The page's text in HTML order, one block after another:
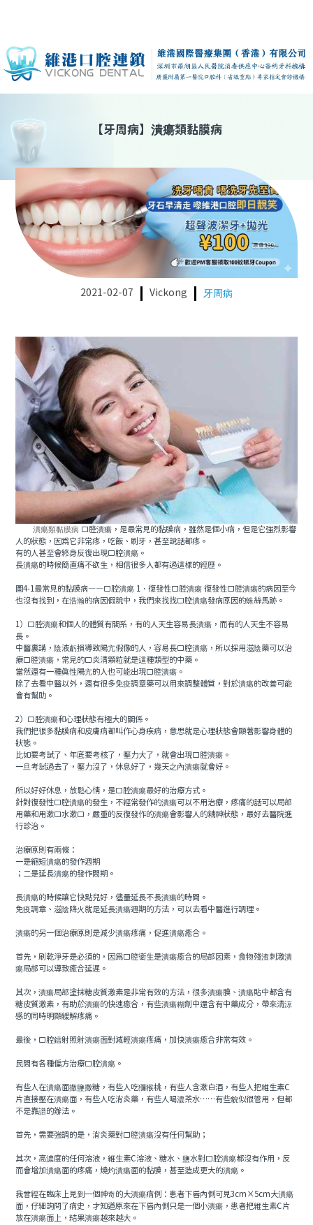
【牙周病】 潰瘍類黏膜病
2021-02-07 Vickong 牙周病
潰瘍類黏膜病 口腔潰瘍，是最常見的黏膜病，雖然是個小病，但是它強烈影響
人的狀態，因為它非常疼，吃飯、刷牙，甚至說話都疼。
有的人甚至會終身反復出現口腔潰瘍。
長潰瘍的時候簡直痛不欲生，相信很多人都有過這樣的經歷。
圖4-1最常見的黏膜病——口腔潰瘍 1．復發性口腔潰瘍 復發性口腔潰瘍的病因至今
也沒有找到，在浩瀚的病因假說中，我們來找找口腔潰瘍發病原因的蛛絲馬跡。
1）口腔潰瘍和個人的體質有關系，有的人天生容易長潰瘍，而有的人天生不容易
長。
中醫裏講，陰液虧損導致陽亢假像的人，容易長口腔潰瘍，所以採用滋陰藥可以治
療口腔潰瘍，常見的口炎清顆粒就是這種類型的中藥。
當然還有一種真性陽亢的人也可能出現口腔潰瘍。
除了去看中醫以外，還有很多免疫調章藥可以用來調整體質，對於潰瘍的改善可能
會有幫助。
2）口腔潰瘍和心理狀態有極大的關係。
我們把很多黏膜病和皮膚病都叫作心身疾病，意思就是心理狀態會顯著影響身體的
狀態。
比如要考試了、年底要考核了，壓力大了，就會出現口腔潰瘍。
一旦考試過去了，壓力沒了，休息好了，幾天之內潰瘍就會好。
所以好好休息，放鬆心情，是口腔潰瘍最好的治療方式。
針對復發性口腔潰瘍的發生，不經常發作的潰瘍可以不用治療，疼痛的話可以局部
用藥和用漱口水漱口，嚴重的反復發作的潰瘍會影響人的精神狀態，最好去醫院進
行診治。
治療原則有兩條：
一是縮短潰瘍的發作週期
；二是延長潰瘍的發作間期。
長潰瘍的時候讓它快點兒好，儘量延長不長潰瘍的時間。
免疫調章、滋陰降火就是延長潰瘍週期的方法，可以去看中醫進行調理。
潰瘍的另一個治療原則是減少潰瘍疼痛，促進潰瘍癒合。
首先，刷乾淨牙是必須的，因為口腔衛生是潰瘍癒合的局部因素，食物殘渣刺激潰
瘍局部可以導致癒合延遲。
其次，潰瘍局部塗抹糖皮質激素是非常有效的方法，很多潰瘍膜、潰瘍貼中都含有
糖皮質激素，有助於潰瘍的快速癒合，有些潰瘍糊劑中還含有中藥成分，帶來清涼
感的同時明顯緩解疼痛。
最後，口腔鐳射照射潰瘍面對減輕潰瘍疼痛，加快潰瘍癒合非常有效。
民間有各種偏方治療口腔潰瘍。
有些人在潰瘍面撒鹽撒糖，有些人吃獼猴桃，有些人含漱白酒，有些人把維生素C
片直接壓在潰瘍面，有些人吃消炎藥，有些人喝濃茶水……有些貌似很管用，但都
不是靠譜的辦法。
首先，需要強調的是，消炎藥對口腔潰瘍沒有任何幫助；
其次，高濃度的任何溶液，維生素C溶液、糖水、鹽水對口腔潰瘍都沒有作用，反
而會增加潰瘍面的疼痛，燒灼潰瘍面的黏膜，甚至造成更大的潰瘍。
我曾經在臨床上見到一個神奇的大潰瘍病例：患者下唇內側可見3cm×5cm大潰瘍
面，仔細詢問了病史，才知道原來在下唇內側只是一個小潰瘍，患者把維生素C片
放在潰瘍面上，結果潰瘍越來越大。